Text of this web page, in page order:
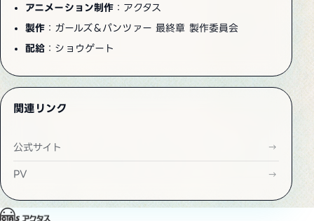
アニメーション制作 ：アクタス
製作 ：ガールズ＆パンツァー 最終章 製作委員会
配給 ：ショウゲート
関連リンク
公式サイト
PV